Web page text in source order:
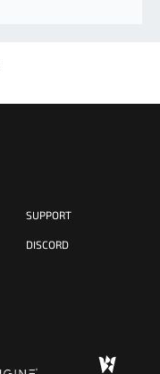
SUPPORT
DISCORD